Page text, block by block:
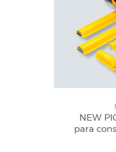
NEW
para